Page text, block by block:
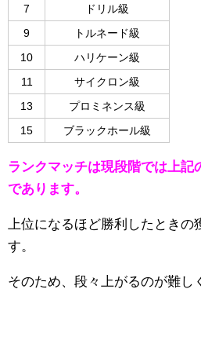
7
ドリル級
9
トルネード級
10
ハリケーン級
11
サイクロン級
13
プロミネンス級
15
ブラックホール級
ランクマッチは現段階では上記
であります。
上位になるほど勝利したときの
す。
そのため、段々上がるのが難し